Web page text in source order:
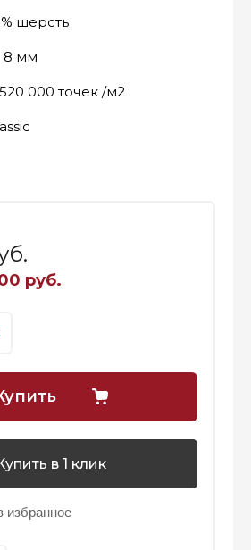
шерсть
8 мм
520 000 точек /м2
руб.
в 1 клик
избранное